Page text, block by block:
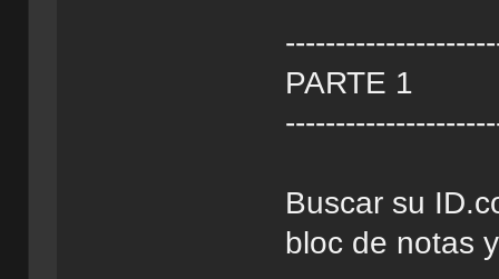
PARTE 1
Buscar su
bloc de notas